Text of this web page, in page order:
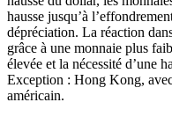
hausse jusqu’à
dépréciation. La réaction
grâce à une monnaie plus
élevée et la nécessité d’une
Exception : Hong Kong,
américain.